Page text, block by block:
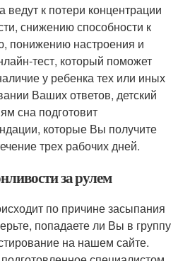
к потери концентрации
снижению способности к
понижению настроения и
тест, который поможет
у ребенка тех или иных
Ваших ответов, детский
сна подготовит
которые Вы получите
трех рабочих дней.
за рулем
по причине засыпания
попадаете ли Вы в группу
на нашем сайте.